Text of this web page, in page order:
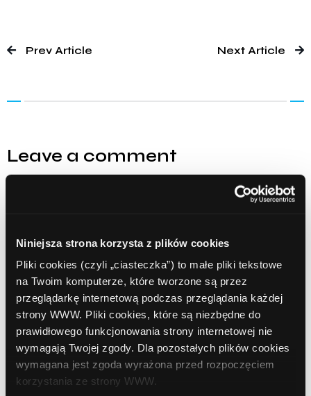
Niniejsza strona korzysta z plików cookies
Pliki cookies (czyli „ciasteczka”) to małe pliki tekstowe
na Twoim komputerze, które tworzone są przez
przeglądarkę internetową podczas przeglądania każdej
strony WWW. Pliki cookies, które są niezbędne do
prawidłowego funkcjonowania strony internetowej nie
wymagają Twojej zgody. Dla pozostałych plików cookies
wymagana jest zgoda wyrażona przed rozpoczęciem
korzystania ze strony WWW.
Prev Article Next Article
Leave a comment
Name Required